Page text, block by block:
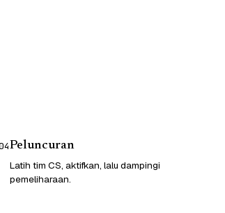
Peluncuran
Latih tim CS, aktifkan, lalu dampingi
pemeliharaan.